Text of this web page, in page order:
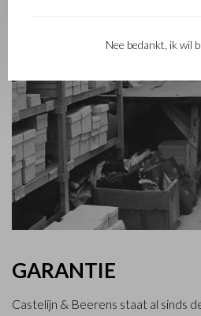
GARANTIE
Castelijn & Beerens staat al sinds
Nee bedankt, ik wil